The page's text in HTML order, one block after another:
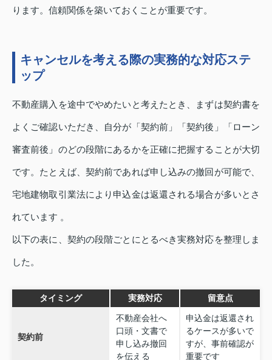
ります。信頼関係を築いておくことが重要です。
キャンセルを考える際の実務的な対応ステ
ップ
不動産購入を途中でやめたいと考えたとき、まずは契約書を
よくご確認いただき、自分が「契約前」「契約後」「ローン
審査前後」のどの段階にあるかを正確に把握することが大切
です。たとえば、契約前であれば申し込みの撤回が可能で、
宅地建物取引業法により申込金は返還される場合が多いとさ
れています 。
以下の表に、契約の段階ごとにとるべき実務対応を整理しま
した。
タイミング 実務対応 留意点
契約前
不動産会社へ
口頭・文書で
申し込み撤回
を伝える
申込金は返還され
るケースが多いで
すが、事前確認が
重要です